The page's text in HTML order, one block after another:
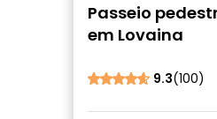
Passeio
em Lovaina
9.3(100)